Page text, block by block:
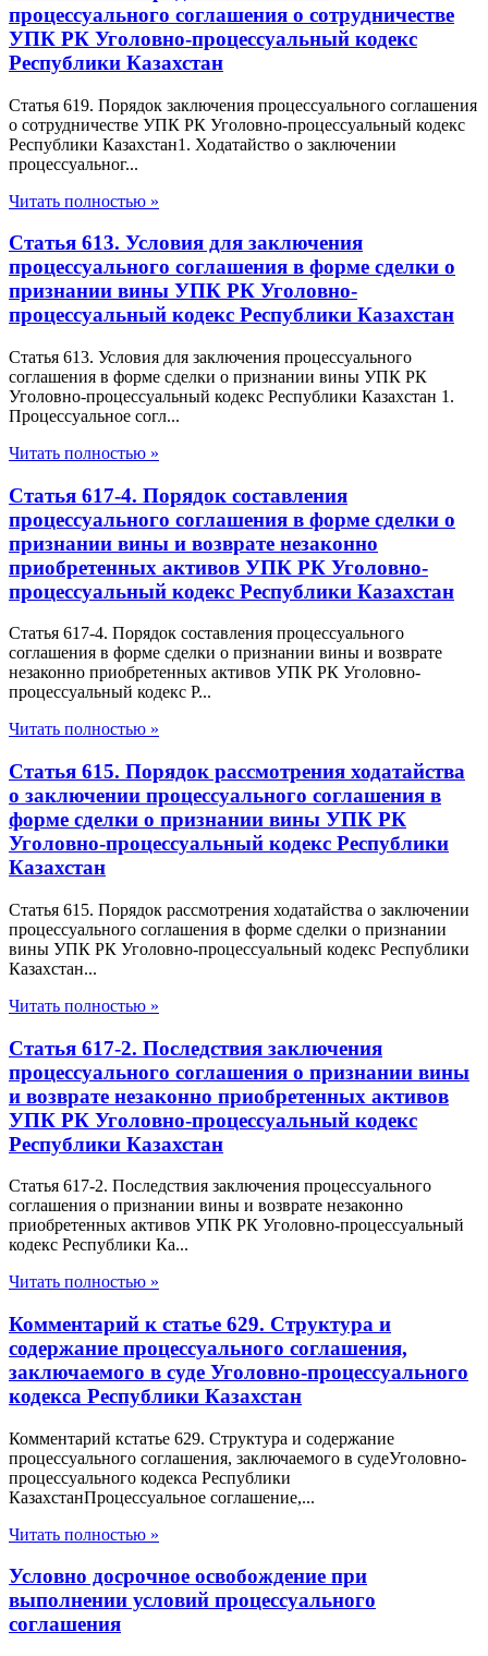
процессуального соглашения о сотрудничестве
УПК РК Уголовно-процессуальный кодекс
Республики Казахстан
Статья 619. Порядок заключения процессуального соглашения
о сотрудничестве УПК РК Уголовно-процессуальный кодекс
Республики Казахстан1. Ходатайство о заключении
процессуальног...
Читать полностью »
Статья 613. Условия для заключения
процессуального соглашения в форме сделки о
признании вины УПК РК Уголовно-
процессуальный кодекс Республики Казахстан
Статья 613. Условия для заключения процессуального
соглашения в форме сделки о признании вины УПК РК
Уголовно-процессуальный кодекс Республики Казахстан 1.
Процессуальное согл...
Читать полностью »
Статья 617-4. Порядок составления
процессуального соглашения в форме сделки о
признании вины и возврате незаконно
приобретенных активов УПК РК Уголовно-
процессуальный кодекс Республики Казахстан
Статья 617-4. Порядок составления процессуального
соглашения в форме сделки о признании вины и возврате
незаконно приобретенных активов УПК РК Уголовно-
процессуальный кодекс Р...
Читать полностью »
Статья 615. Порядок рассмотрения ходатайства
о заключении процессуального соглашения в
форме сделки о признании вины УПК РК
Уголовно-процессуальный кодекс Республики
Казахстан
Статья 615. Порядок рассмотрения ходатайства о заключении
процессуального соглашения в форме сделки о признании
вины УПК РК Уголовно-процессуальный кодекс Республики
Казахстан...
Читать полностью »
Статья 617-2. Последствия заключения
процессуального соглашения о признании вины
и возврате незаконно приобретенных активов
УПК РК Уголовно-процессуальный кодекс
Республики Казахстан
Статья 617-2. Последствия заключения процессуального
соглашения о признании вины и возврате незаконно
приобретенных активов УПК РК Уголовно-процессуальный
кодекс Республики Ка...
Читать полностью »
Комментарий к статье 629. Структура и
содержание процессуального соглашения,
заключаемого в суде Уголовно-процессуального
кодекса Республики Казахстан
Комментарий кстатье 629. Структура и содержание
процессуального соглашения, заключаемого в судеУголовно-
процессуального кодекса Республики
КазахстанПроцессуальное соглашение,...
Читать полностью »
Условно досрочное освобождение при
выполнении условий процессуального
соглашения